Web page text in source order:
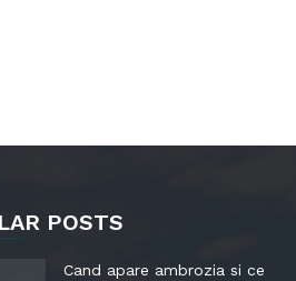
POSTS
Cand apare ambrozia si ce